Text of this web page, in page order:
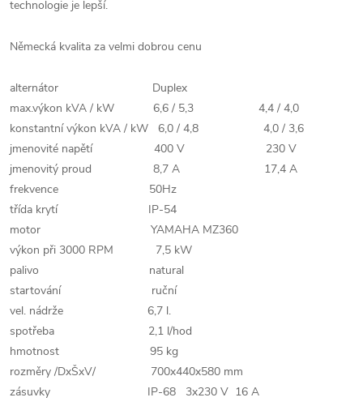
technologie je lepší.
Německá kvalita za velmi dobrou cenu
alternátor Duplex
max.výkon kVA / kW 6,6 / 5,3 4,4 / 4,0
konstantní výkon kVA / kW 6,0 / 4,8 4,0 / 3,6
jmenovité napětí 400 V 230 V
jmenovitý proud 8,7 A 17,4 A
frekvence 50Hz
třída krytí IP-54
motor YAMAHA MZ360
výkon při 3000 RPM 7,5 kW
palivo natural
startování ruční
vel. nádrže 6,7 l.
spotřeba 2,1 l/hod
hmotnost 95 kg
rozměry /DxŠxV/ 700x440x580 mm
zásuvky IP-68 3x230 V 16 A